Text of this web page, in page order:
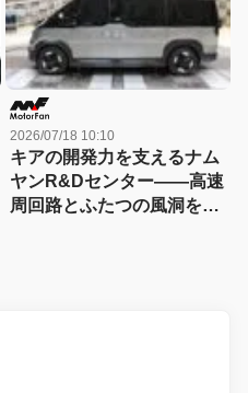
2026/07/18 10:10
キアの開発力を支えるナム
ヤンR&Dセンター――高速
周回路とふたつの風洞を訪